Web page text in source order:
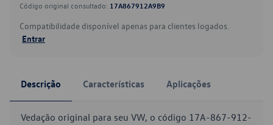
Código original consultado: 17A867912A9B9
Compatibilidade disponível apenas para clientes logados.
Entrar
Descrição Características Aplicações
Vedação original para seu VW, o código 17A-867-912-